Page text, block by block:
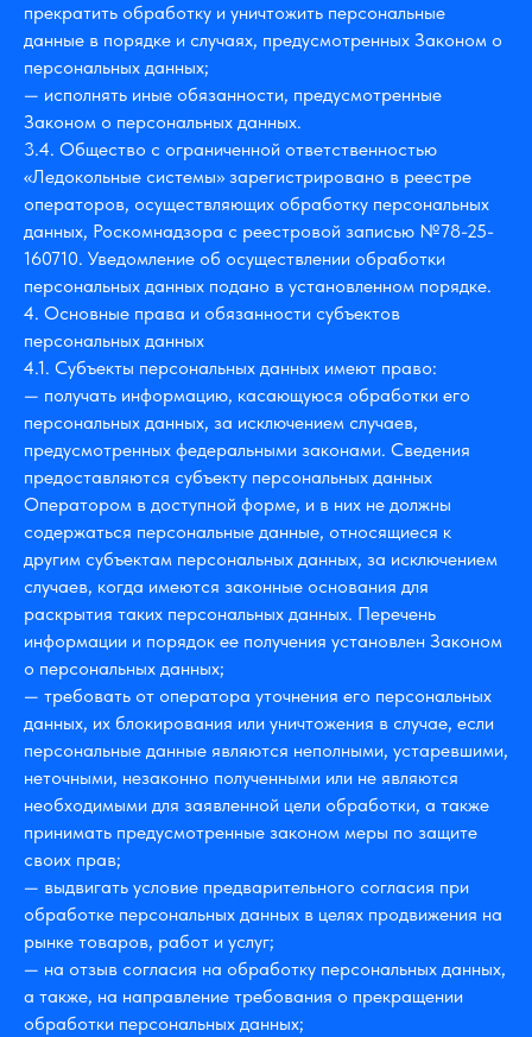
прекратить обработку и уничтожить персональные
данные в порядке и случаях, предусмотренных Законом о
персональных данных;
— исполнять иные обязанности, предусмотренные
Законом о персональных данных.
3.4. Общество с ограниченной ответственностью
«Ледокольные системы» зарегистрировано в реестре
операторов, осуществляющих обработку персональных
данных, Роскомнадзора с реестровой записью №78-25-
160710. Уведомление об осуществлении обработки
персональных данных подано в установленном порядке.
4. Основные права и обязанности субъектов
персональных данных
4.1. Субъекты персональных данных имеют право:
— получать информацию, касающуюся обработки его
персональных данных, за исключением случаев,
предусмотренных федеральными законами. Сведения
предоставляются субъекту персональных данных
Оператором в доступной форме, и в них не должны
содержаться персональные данные, относящиеся к
другим субъектам персональных данных, за исключением
случаев, когда имеются законные основания для
раскрытия таких персональных данных. Перечень
информации и порядок ее получения установлен Законом
о персональных данных;
— требовать от оператора уточнения его персональных
данных, их блокирования или уничтожения в случае, если
персональные данные являются неполными, устаревшими,
неточными, незаконно полученными или не являются
необходимыми для заявленной цели обработки, а также
принимать предусмотренные законом меры по защите
своих прав;
— выдвигать условие предварительного согласия при
обработке персональных данных в целях продвижения на
рынке товаров, работ и услуг;
— на отзыв согласия на обработку персональных данных,
а также, на направление требования о прекращении
обработки персональных данных;